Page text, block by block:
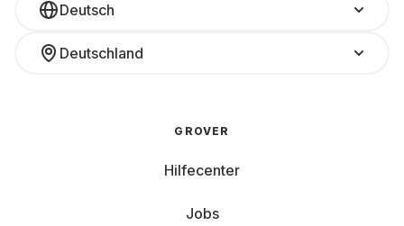
Deutsch
Deutschland
GROVER
Hilfecenter
Jobs